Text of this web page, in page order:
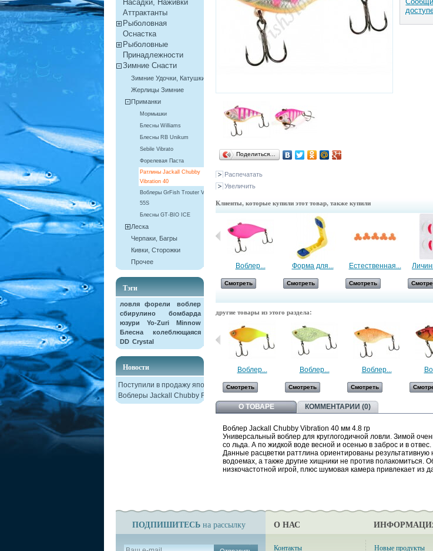
Насадки, Наживки
Aттрактанты
Рыболовная
Оснастка
Рыболовные
Принадлежности
Зимние Снасти
Зимние Удочки, Катушки
Жерлицы Зимние
Приманки
Мормышки
Блесны Williams
Блесны RB Unikum
Sebile Vibrato
Форелевая Паста
Ратлины Jackall Chubby
Vibration 40
Воблеры GrFish Trouter VIB
55S
Блесны GT-BIO ICE
Леска
Черпаки, Багры
Кивки, Сторожки
Прочее
Тэги
ловля форели
воблер
сбирулино
бомбарда
юзури
Yo-Zuri
Minnow
Блесна колеблющаяся
DD Crystal
Новости
Поступили в продажу японские
Воблеры Jackall Chubby F38
Поделиться…
Распечатать
Увеличить
Клиенты, которые купили этот товар, также купили
Мягкая... Воблер...
Смотреть
Форма для...
Смотреть
Естественная...
Смотреть
другие товары из этого раздела:
Воблер...
Смотреть
Воблер...
Смотреть
Воблер...
Смотреть
О ТОВАРЕ КОММЕНТАРИИ (0)
Воблер Jackall Chubby Vibration 40 мм 4.8 гр
Универсальный воблер для круглогодичной ловли. Зимой
со льда. А по жидкой воде весной и осенью в заброс и в отвес.
Данные расцветки раттлина ориентированы
водоемах, а также другие хищники не против полакомиться.
низкочастотной игрой, плюс шумовая камера привлекает из
ПОДПИШИТЕСЬ на рассылку О НАС
Контакты Новые продукты